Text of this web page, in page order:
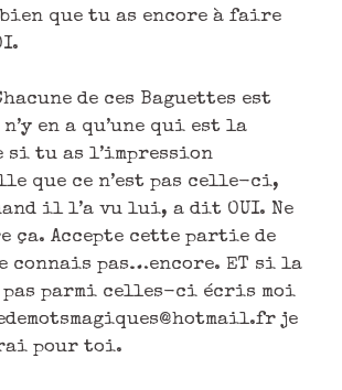
que tu as encore à faire
de ces Baguettes est
en a qu’une qui est la
si tu as l’impression
que ce n’est pas celle-ci,
il l’a vu lui, a dit OUI. Ne
ça. Accepte cette partie de
connais pas…encore. ET si la
pas parmi celles-ci écris moi
je
pour toi.